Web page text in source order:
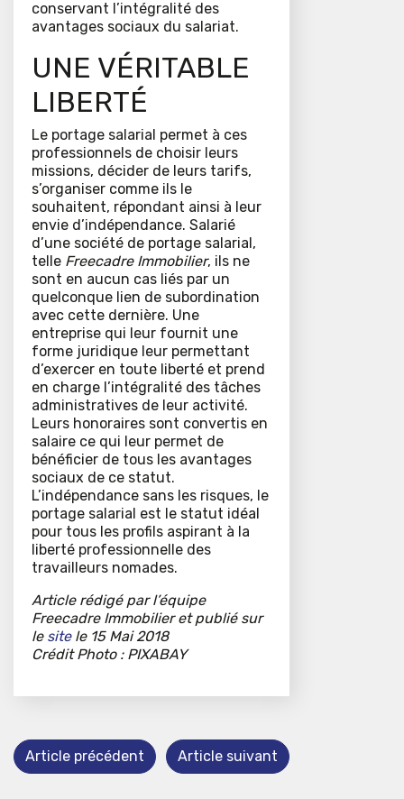
conservant l’intégralité des
avantages sociaux du salariat.
UNE VÉRITABLE
LIBERTÉ
Le portage salarial permet à ces
professionnels de choisir leurs
missions, décider de leurs tarifs,
s’organiser comme ils le
souhaitent, répondant ainsi à leur
envie d’indépendance. Salarié
d’une société de portage salarial,
telle Freecadre Immobilier, ils ne
sont en aucun cas liés par un
quelconque lien de subordination
avec cette dernière. Une
entreprise qui leur fournit une
forme juridique leur permettant
d’exercer en toute liberté et prend
en charge l’intégralité des tâches
administratives de leur activité.
Leurs honoraires sont convertis en
salaire ce qui leur permet de
bénéficier de tous les avantages
sociaux de ce statut.
L’indépendance sans les risques, le
portage salarial est le statut idéal
pour tous les profils aspirant à la
liberté professionnelle des
travailleurs nomades.
Article rédigé par l’équipe
Freecadre Immobilier et publié sur
le sitele 15 Mai 2018
Crédit Photo : PIXABAY
Article précédent Article suivant